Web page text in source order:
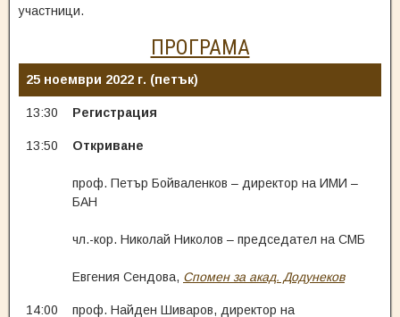
участници.
ПРОГРАМА
25 ноември 2022 г. (петък)
13:30 Регистрация
13:50 Откриване
проф. Петър Бойваленков – директор на ИМИ –
БАН
чл.-кор. Николай Николов – председател на СМБ
Евгения Сендова, Спомен за акад. Додунеков
14:00
проф. Найден Шиваров, директор на